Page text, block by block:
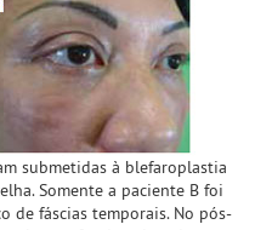
submetidas à blefaroplastia
Somente a paciente B foi
de fáscias temporais. No pós-